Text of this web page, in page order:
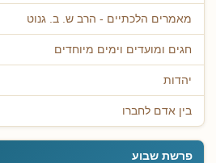
מאמרים הלכתיים - הרב ש. ב. גנוט
חגים ומועדים וימים מיוחדים
יהדות
בין אדם לחברו
פרשת שבוע